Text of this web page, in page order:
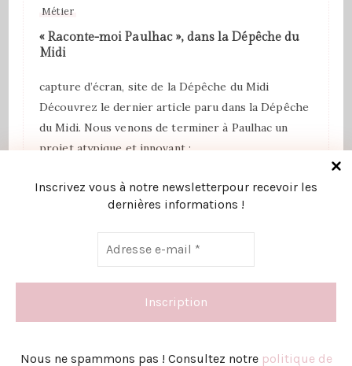
Métier
« Raconte-moi Paulhac », dans la Dépêche du
Midi
capture d’écran, site de la Dépêche du Midi
Découvrez le dernier article paru dans la Dépêche
du Midi. Nous venons de terminer à Paulhac un
projet atypique et innovant : …
Suite
Voir tout
Inscrivez vous à notre newsletterpour recevoir les
dernières informations !
Nous ne spammons pas ! Consultez notre politique de